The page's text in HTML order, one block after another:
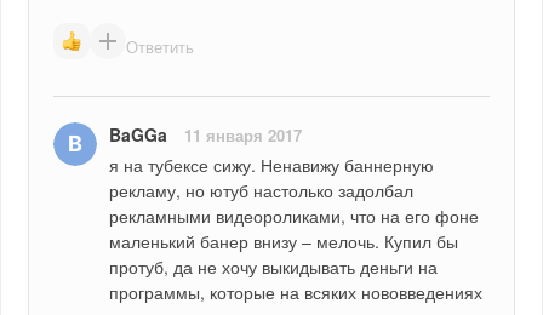
Ответить
BaGGa 11 января 2017
я на тубексе сижу. Ненавижу баннерную
рекламу, но ютуб настолько задолбал
рекламными видеороликами, что на его фоне
маленький банер внизу – мелочь. Купил бы
протуб, да не хочу выкидывать деньги на
программы, которые на всяких нововведениях